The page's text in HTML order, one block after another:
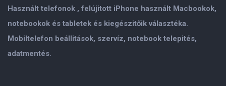
Használt telefonok , felújitott iPhone használt Macbookok,
notebookok és tabletek és kiegészitőik választéka.
Mobiltelefon beállitások, szervíz, notebook telepités,
adatmentés.